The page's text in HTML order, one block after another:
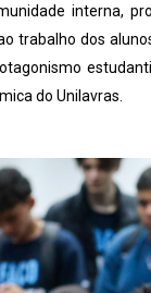
interna,
trabalho dos
do Unilavras.